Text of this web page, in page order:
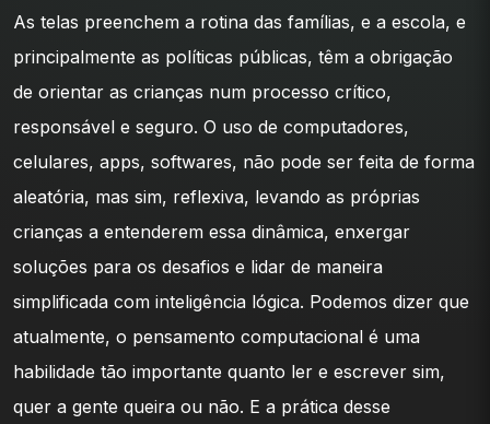
As telas preenchem a rotina das famílias, e a escola, e
principalmente as políticas públicas, têm a obrigação
de orientar as crianças num processo crítico,
responsável e seguro. O uso de computadores,
celulares, apps, softwares, não pode ser feita de forma
aleatória, mas sim, reflexiva, levando as próprias
crianças a entenderem essa dinâmica, enxergar
soluções para os desafios e lidar de maneira
simplificada com inteligência lógica. Podemos dizer que
atualmente, o pensamento computacional é uma
habilidade tão importante quanto ler e escrever sim,
quer a gente queira ou não. E a prática desse